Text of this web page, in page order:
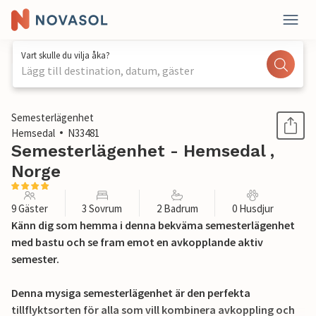
Vart skulle du vilja åka?
Lägg till destination, datum, gäster
1 / 15
Semesterlägenhet
Hemsedal
N33481
Semesterlägenhet - Hemsedal ,
Norge
9 Gäster 3 Sovrum 2 Badrum 0 Husdjur
Känn dig som hemma i denna bekväma semesterlägenhet
med bastu och se fram emot en avkopplande aktiv
semester.
Denna mysiga semesterlägenhet är den perfekta
tillflyktsorten för alla som vill kombinera avkoppling och